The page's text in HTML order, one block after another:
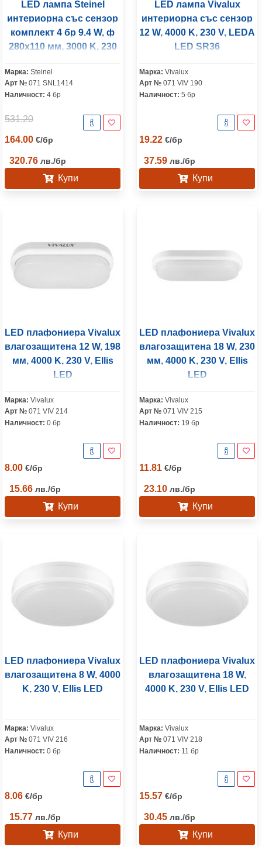
LED лампа Steinel
интериорна със сензор
комплект 4 бр 9.4 W, ф
280x110 мм, 3000 K, 230
Марка: Steinel
Арт № 071 SNL1414
Наличност: 4 бр
531.20
164.00 €/бр
320.76 лв./бр
Купи
LED лампа Vivalux
интериорна със сензор
12 W, 4000 K, 230 V, LEDA
LED SR36
Марка: Vivalux
Арт № 071 VIV 190
Наличност: 5 бр
19.22 €/бр
37.59 лв./бр
Купи
LED плафониера Vivalux
влагозащитена 12 W, 198
мм, 4000 K, 230 V, Ellis
LED
Марка: Vivalux
Арт № 071 VIV 214
Наличност: 0 бр
8.00 €/бр
15.66 лв./бр
Купи
LED плафониера Vivalux
влагозащитена 18 W, 230
мм, 4000 K, 230 V, Ellis
LED
Марка: Vivalux
Арт № 071 VIV 215
Наличност: 19 бр
11.81 €/бр
23.10 лв./бр
Купи
LED плафониера Vivalux
влагозащитена 8 W, 4000
K, 230 V, Ellis LED
Марка: Vivalux
Арт № 071 VIV 216
Наличност: 0 бр
8.06 €/бр
15.77 лв./бр
Купи
LED плафониера Vivalux
влагозащитена 18 W,
4000 K, 230 V, Ellis LED
Марка: Vivalux
Арт № 071 VIV 218
Наличност: 11 бр
15.57 €/бр
30.45 лв./бр
Купи